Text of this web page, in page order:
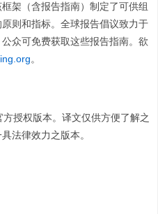
架（含报告指南）制定了可供组
则和指标。全球报告倡议致力于
众可免费获取这些报告指南。欲
。
授权版本。译文仅供方便了解之
法律效力之版本。